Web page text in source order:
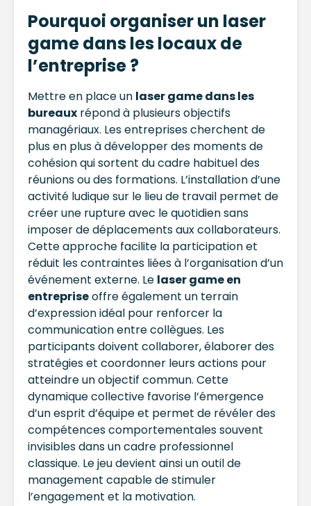
Pourquoi organiser un laser
game dans les locaux de
l’entreprise ?
Mettre en place un laser game dans les
bureaux répond à plusieurs objectifs
managériaux. Les entreprises cherchent de
plus en plus à développer des moments de
cohésion qui sortent du cadre habituel des
réunions ou des formations. L’installation d’une
activité ludique sur le lieu de travail permet de
créer une rupture avec le quotidien sans
imposer de déplacements aux collaborateurs.
Cette approche facilite la participation et
réduit les contraintes liées à l’organisation d’un
événement externe. Le laser game en
entrepriseoffre également un terrain
d’expression idéal pour renforcer la
communication entre collègues. Les
participants doivent collaborer, élaborer des
stratégies et coordonner leurs actions pour
atteindre un objectif commun. Cette
dynamique collective favorise l’émergence
d’un esprit d’équipe et permet de révéler des
compétences comportementales souvent
invisibles dans un cadre professionnel
classique. Le jeu devient ainsi un outil de
management capable de stimuler
l’engagement et la motivation.